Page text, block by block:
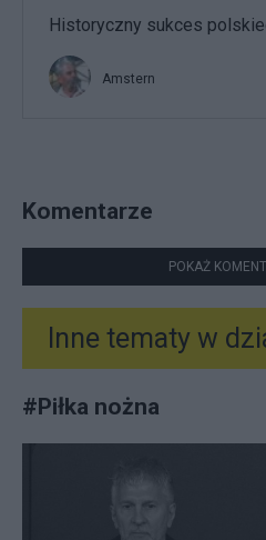
Historyczny sukces
Amstern
Komentarze
POKAŻ
Inne tematy w
#Piłka nożna